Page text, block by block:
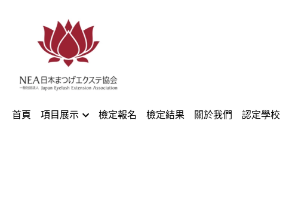
首頁 項目展示 檢定報名 檢定結果 關於我們 認定學校